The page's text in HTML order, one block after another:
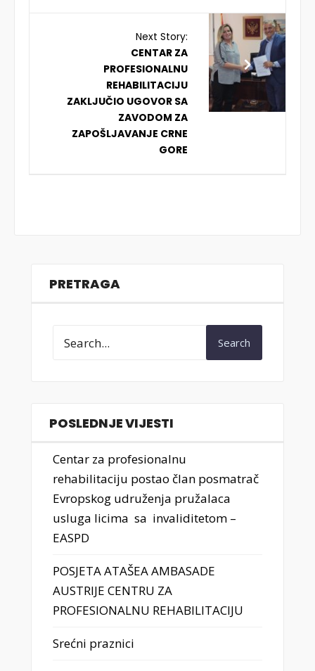
Next Story:
CENTAR ZA
PROFESIONALNU
REHABILITACIJU
ZAKLJUČIO UGOVOR SA
ZAVODOM ZA
ZAPOŠLJAVANJE CRNE
GORE
PRETRAGA
Search
POSLEDNJE VIJESTI
Centar za profesionalnu
rehabilitaciju postao član posmatrač
Evropskog udruženja pružalaca
usluga licima sa invaliditetom –
EASPD
POSJETA ATAŠEA AMBASADE
AUSTRIJE CENTRU ZA
PROFESIONALNU REHABILITACIJU
Srećni praznici